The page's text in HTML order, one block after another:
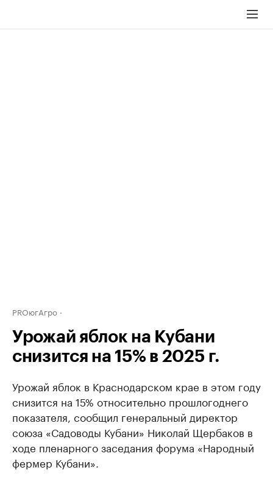
PROюгАгро
Урожай яблок на Кубани
снизится на 15% в 2025 г.
Урожай яблок в Краснодарском крае в этом году
снизится на 15% относительно прошлогоднего
показателя, сообщил генеральный директор
союза «Садоводы Кубани» Николай Щербаков в
ходе пленарного заседания форума «Народный
фермер Кубани».